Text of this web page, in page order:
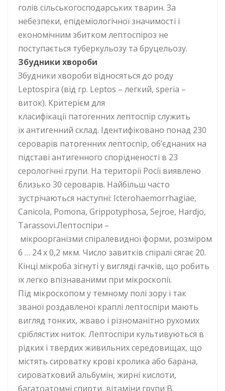
голів сільськогосподарських тварин. За
небезпеки, епідеміологічної значимості і
економічним збитком лептоспіроз не
поступається туберкульозу та бруцельозу.
Збудники хвороби
Збудники хвороби відносяться до роду
Leptospira (від гр. Leptos – легкий, speria –
виток). Критерієм для
класифікації патогенних лептоспір служить
їх антигенний склад. Ідентифіковано понад 230
сероварів патогенних лептоспір, об’єднаних на
підставі антигенного спорідненості в 23
серологічні групи. На території Росії виявлено
близько 30 сероварів. Найбільш часто
зустрічаються наступні: Icterohaemorrhagiae,
Canicola, Pomona, Grippotyphosa, Sejroe, Hardjo,
Tarassovi.Лептоспіри –
мікроорганізми спіралевидної форми, розміром
6 … 24 х 0,2 мкм. Число завитків спіралі сягає 20.
Кінці мікроба зігнуті у вигляді гачків, що робить
їх легко впізнаваними при мікроскопії.
Під мікроскопом у темному полі зору і так
званої роздавленої краплі лептоспіри мають
вигляд тонких, жваво і різноманітно рухомих
сріблястих ниток. Лептоспіри культивуються в
рідких і твердих живильних середовищах, що
містять сироватку крові кролика або барана,
сироватковий альбумін, жирні кислоти,
багатоатомні спирти, вітаміни групи В.